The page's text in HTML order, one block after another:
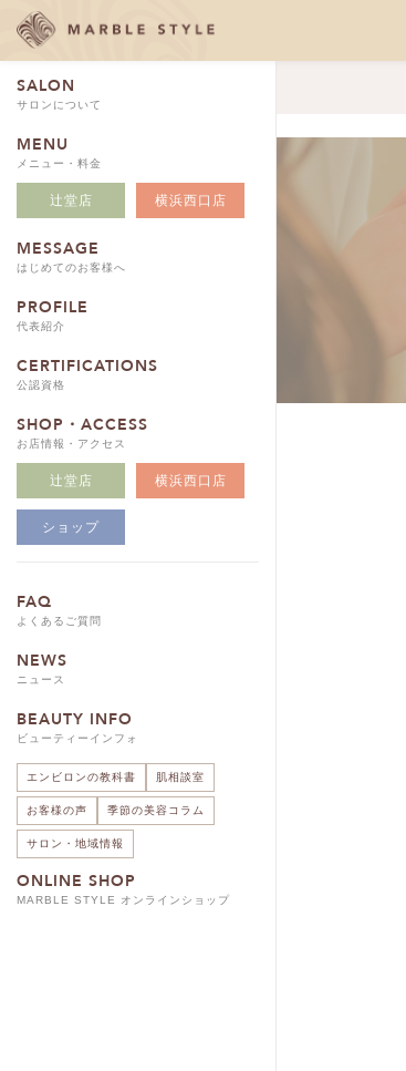
SALON
サロンについて
MENU
メニュー・料金
辻堂店 横浜西口店
MESSAGE
はじめてのお客様へ
PROFILE
代表紹介
CERTIFICATIONS
公認資格
SHOP・ACCESS
お店情報・アクセス
辻堂店 横浜西口店
ショップ
FAQ
よくあるご質問
NEWS
ニュース
BEAUTY INFO
ビューティーインフォ
エンビロンの教科書 肌相談室
お客様の声 季節の美容コラム
サロン・地域情報
ONLINE SHOP
MARBLE STYLE オンラインショップ